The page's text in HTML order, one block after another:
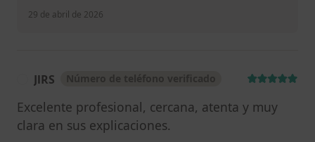
29 de abril de 2026
JlRS
Excelente profesional, cercana, atenta y muy
clara en sus explicaciones.